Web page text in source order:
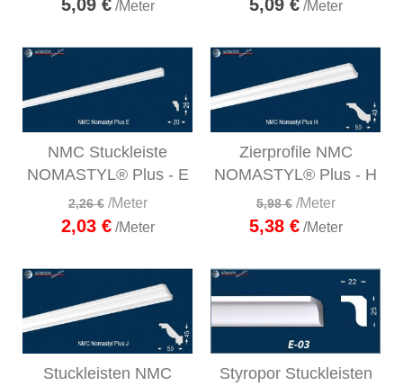
5,09 €/Meter 5,09 €/Meter
NMC Stuckleiste
NOMASTYL® Plus - E
2,26 €/Meter
2,03 €/Meter
Zierprofile NMC
NOMASTYL® Plus - H
5,98 €/Meter
5,38 €/Meter
Stuckleisten NMC
Styropor Stuckleisten